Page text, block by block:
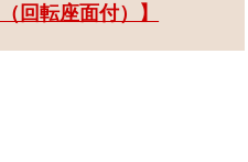
回転座面付）】